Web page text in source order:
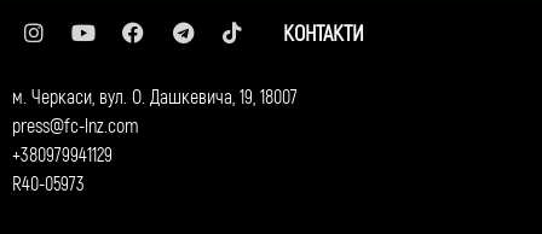
КОНТАКТИ
м. Черкаси, вул. О. Дашкевича, 19, 18007
press@fc-lnz.com
+380979941129
R40-05973